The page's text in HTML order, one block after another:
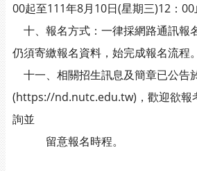
00起至111年8月10日(星期三)12：00
十、報名方式：一律採網路通訊報
仍須寄繳報名資料，始完成報名流程。
十一、相關招生訊息及簡章已公告
(https://nd.nutc.edu.tw)，歡迎欲報
詢並
留意報名時程。